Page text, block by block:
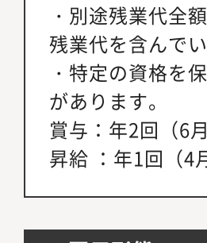
・別途残業代全
残業代を含んでい
・特定の資格を
があります。
賞与：年2回（6
昇給 ：年1回（4